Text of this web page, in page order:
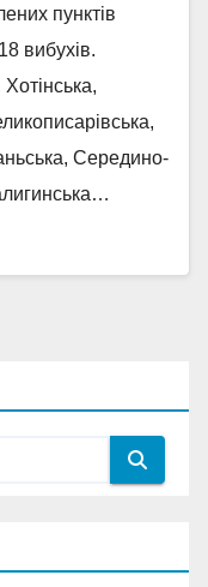
пунктів
вибухів.
Середино-